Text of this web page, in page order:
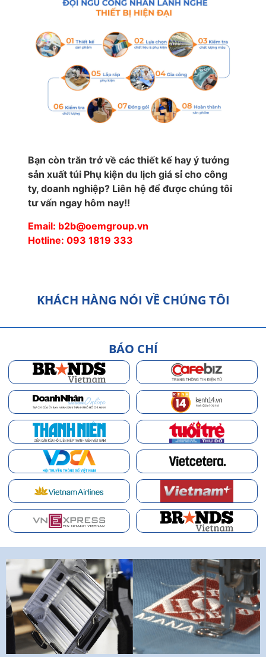
Bạn còn trăn trở về các thiết kế hay ý tưởng
sản xuất túi Phụ kiện du lịch giá sỉ cho công
ty, doanh nghiệp? Liên hệ để được chúng tôi
tư vấn ngay hôm nay!!
Email: b2b@oemgroup.vn
Hotline: 093 1819 333
KHÁCH HÀNG NÓI VỀ CHÚNG TÔI
BÁO CHÍ